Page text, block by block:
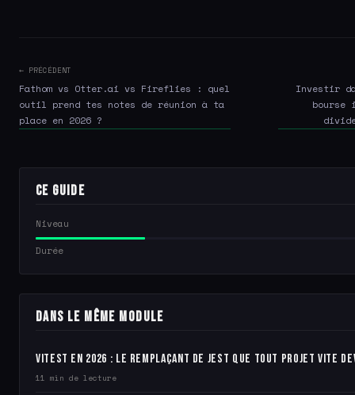
← PRÉCÉDENT
Fathom vs Otter.ai vs Fireflies : quel
outil prend tes notes de réunion à ta
place en 2026 ?
Investir
bourse
Ce guide
Niveau
Durée
Dans le même module
Vitest en 2026 : le remplaçant de Jest que tout projet Vite
11 min de lecture